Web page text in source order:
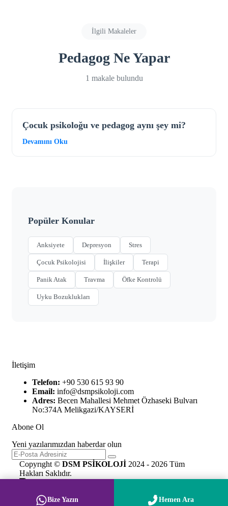
İlgili Makaleler
Pedagog Ne Yapar
1 makale bulundu
Çocuk psikoloğu ve pedagog aynı şey mi?
Devamını Oku
Popüler Konular
Anksiyete Depresyon Stres
Çocuk Psikolojisi İlişkiler Terapi
Panik Atak Travma Öfke Kontrolü
Uyku Bozuklukları
İletişim
Telefon: +90 530 615 93 90
Email: info@dsmpsikoloji.com
Adres: Becen Mahallesi Mehmet Özhaseki Bulvarı
No:374A Melikgazi/KAYSERİ
Abone Ol
Yeni yazılarımızdan haberdar olun
Copyrıght © DSM PSİKOLOJİ 2024 - 2026 Tüm
Hakları Saklıdır.
Bize Yazın Hemen Ara